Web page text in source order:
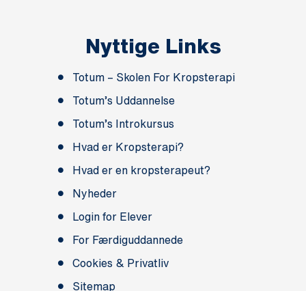
Nyttige Links
Totum – Skolen For Kropsterapi
Totum’s Uddannelse
Totum’s Introkursus
Hvad er Kropsterapi?
Hvad er en kropsterapeut?
Nyheder
Login for Elever
For Færdiguddannede
Cookies & Privatliv
Sitemap